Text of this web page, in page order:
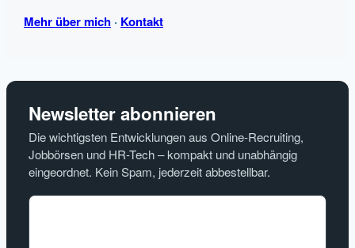
Mehr über mich · Kontakt
Newsletter abonnieren
Die wichtigsten Entwicklungen aus Online-Recruiting,
Jobbörsen und HR-Tech – kompakt und unabhängig
eingeordnet. Kein Spam, jederzeit abbestellbar.